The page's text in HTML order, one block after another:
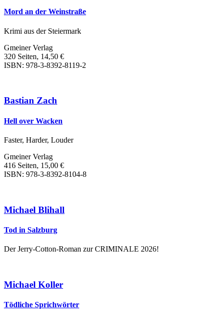
Mord an der Weinstraße
Krimi aus der Steiermark
Gmeiner Verlag
320 Seiten, 14,50 €
ISBN: 978-3-8392-8119-2
Bastian Zach
Hell over Wacken
Faster, Harder, Louder
Gmeiner Verlag
416 Seiten, 15,00 €
ISBN: 978-3-8392-8104-8
Michael Blihall
Tod in Salzburg
Der Jerry-Cotton-Roman zur CRIMINALE 2026!
Michael Koller
Tödliche Sprichwörter